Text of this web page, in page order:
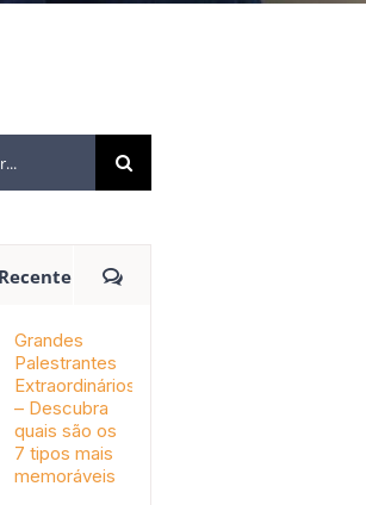
Recente
Grandes
Palestrantes
Extraordinários
– Descubra
quais são os
7 tipos mais
memoráveis